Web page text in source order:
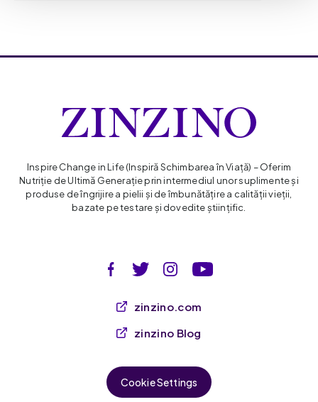
Inspire Change in Life (Inspiră Schimbarea în Viaţă) – Oferim
Nutriție de Ultimă Generație prin intermediul unor suplimente și
produse de îngrijire a pielii și de îmbunătățire a calității vieții,
bazate pe testare și dovedite științific.
zinzino.com
zinzino Blog
Cookie Settings